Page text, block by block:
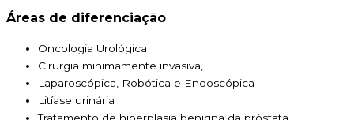
Áreas de diferenciação
Oncologia Urológica
Cirurgia minimamente invasiva,
Laparoscópica, Robótica e Endoscópica
Litíase urinária
Tratamento de hiperplasia benigna da próstata